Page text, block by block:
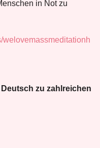
in Not zu
welovemassmeditationh
zu zahlreichen